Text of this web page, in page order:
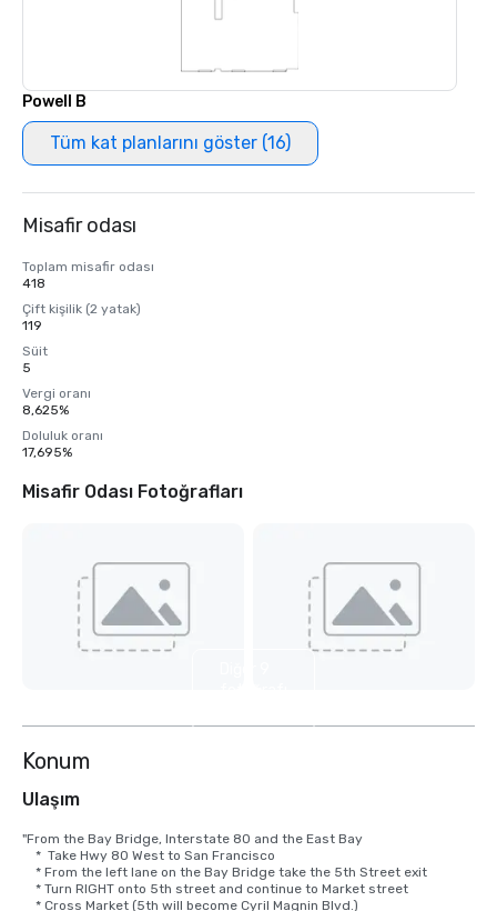
Powell B
Tüm kat planlarını göster (16)
Misafir odası
Toplam misafir odası
418
Çift kişilik (2 yatak)
119
Süit
5
Vergi oranı
8,625%
Doluluk oranı
17,695%
Misafir Odası Fotoğrafları
Konum
Ulaşım
"From the Bay Bridge, Interstate 80 and the East Bay
    *  Take Hwy 80 West to San Francisco
    * From the left lane on the Bay Bridge take the 5th Street exit
    * Turn RIGHT onto 5th street and continue to Market street
    * Cross Market (5th will become Cyril Magnin Blvd.)